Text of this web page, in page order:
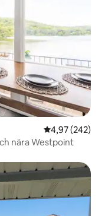
4,97 av 5 i
4,97 (242)
nära Westpoint